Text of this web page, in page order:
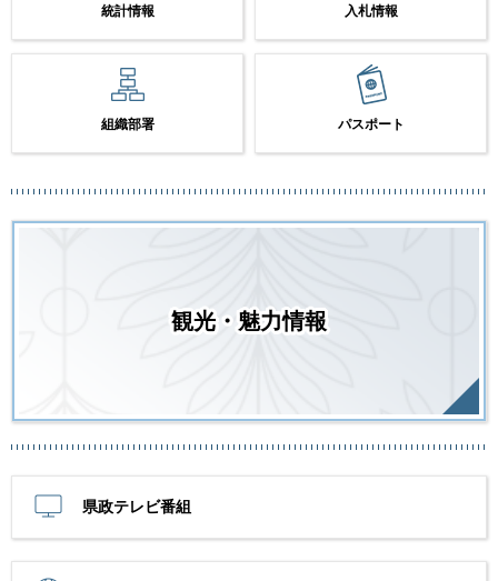
統計情報 入札情報
組織部署 パスポート
観光・魅力情報
県政テレビ番組